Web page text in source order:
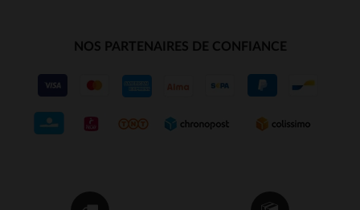
NOS PARTENAIRES DE CONFIANCE